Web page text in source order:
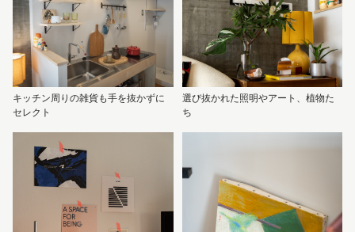
キッチン周りの雑貨も手を抜かずに
セレクト
選び抜かれた照明やアート、植物た
ち